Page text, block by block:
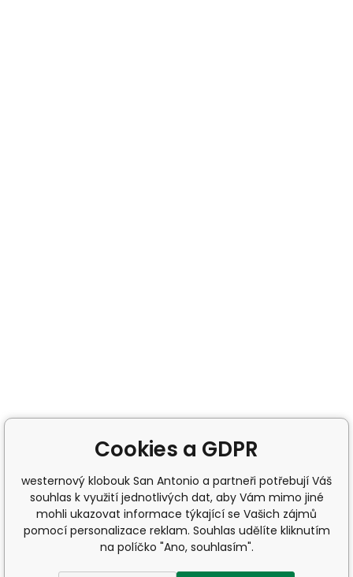
Cookies a GDPR
westernový klobouk San Antonio a partneři potřebují Váš
souhlas k využití jednotlivých dat, aby Vám mimo jiné
mohli ukazovat informace týkající se Vašich zájmů
pomocí personalizace reklam. Souhlas udělíte kliknutím
na políčko "Ano, souhlasím".